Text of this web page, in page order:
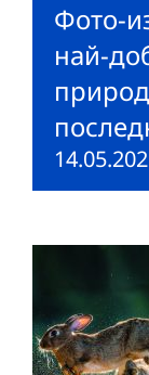
Фото-
най-